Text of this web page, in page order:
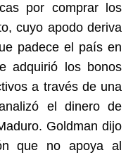
por comprar los
cuyo apodo deriva
padece el país en
adquirió los bonos
a través de una
el dinero de
Goldman dijo
que no apoya al